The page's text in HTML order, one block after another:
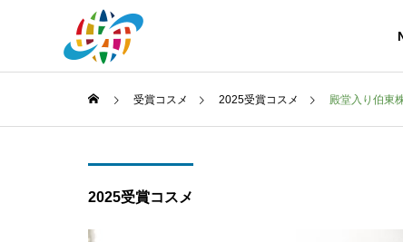
受賞コスメ 2025受賞コスメ 殿堂入り伯東
2025受賞コスメ